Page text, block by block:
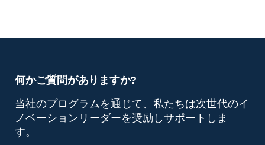
何かご質問がありますか?
当社のプログラムを通じて、私たちは次世代のイ
ノベーションリーダーを奨励しサポートしま
す。